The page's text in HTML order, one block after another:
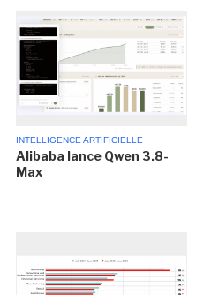
INTELLIGENCE ARTIFICIELLE
Alibaba lance Qwen 3.8-
Max